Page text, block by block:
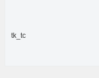
tk_tc